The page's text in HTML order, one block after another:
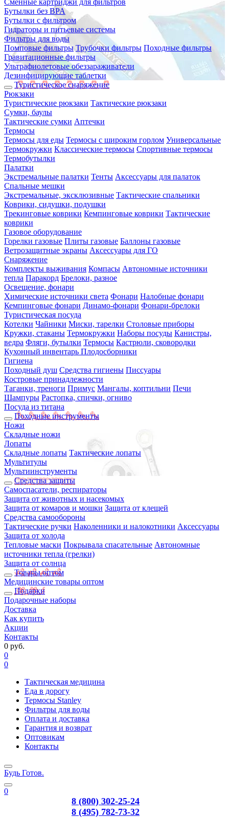
Сменные картриджи для фильтров
Бутылки без BPA
Бутылки с фильтром
Гидраторы и питьевые системы
Фильтры для воды
Помповые фильтры Трубочки фильтры Походные фильтры
Гравитационные фильтры
Ультрафиолетовые обеззараживатели
Дезинфицирующие таблетки
Туристическое снаряжение
Рюкзаки
Туристические рюкзаки Тактические рюкзаки
Сумки, баулы
Тактические сумки Аптечки
Термосы
Термосы для еды Термосы с широким горлом Универсальные
Термокружки Классические термосы Спортивные термосы
Термобутылки
Палатки
Экстремальные палатки Тенты Аксессуары для палаток
Спальные мешки
Экстремальные, эксклюзивные Тактические спальники
Коврики, сидушки, подушки
Трекинговые коврики Кемпинговые коврики Тактические
коврики
Газовое оборудование
Горелки газовые Плиты газовые Баллоны газовые
Ветрозащитные экраны Аксессуары для ГО
Снаряжение
Комплекты выживания Компасы Автономные источники
тепла Паракорд Брелоки, разное
Освещение, фонари
Химические источники света Фонари Налобные фонари
Кемпинговые фонари Динамо-фонари Фонари-брелоки
Туристическая посуда
Котелки Чайники Миски, тарелки Столовые приборы
Кружки, стаканы Термокружки Наборы посуды Канистры,
ведра Фляги, бутылки Термосы Кастрюли, сковородки
Кухонный инвентарь Плодосборники
Гигиена
Походный душ Средства гигиены Писсуары
Костровые принадлежности
Таганки, треноги Примус Мангалы, коптильни Печи
Шампуры Растопка, спички, огниво
Посуда из титана
Походные инструменты
Ножи
Складные ножи
Лопаты
Складные лопаты Тактические лопаты
Мультитулы
Мультиинструменты
Средства защиты
Самоспасатели, респираторы
Защита от животных и насекомых
Защита от комаров и мошки Защита от клещей
Средства самообороны
Тактические ручки Наколенники и налокотники Аксессуары
Защита от холода
Тепловые маски Покрывала спасательные Автономные
источники тепла (грелки)
Защита от солнца
Товары оптом
Медицинские товары оптом
Подарки
Подарочные наборы
Доставка
Как купить
Акции
Контакты
0 руб.
0
0
Тактическая медицина
Еда в дорогу
Термосы Stanley
Фильтры для воды
Оплата и доставка
Гарантия и возврат
Оптовикам
Контакты
Будь Готов.
0
8 (800) 302-25-24
8 (495) 782-73-32